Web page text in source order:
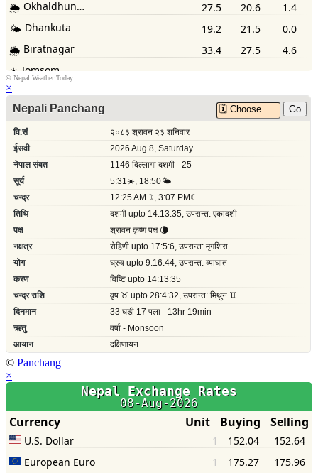
© Nepal Weather Today
×
© Panchang
×